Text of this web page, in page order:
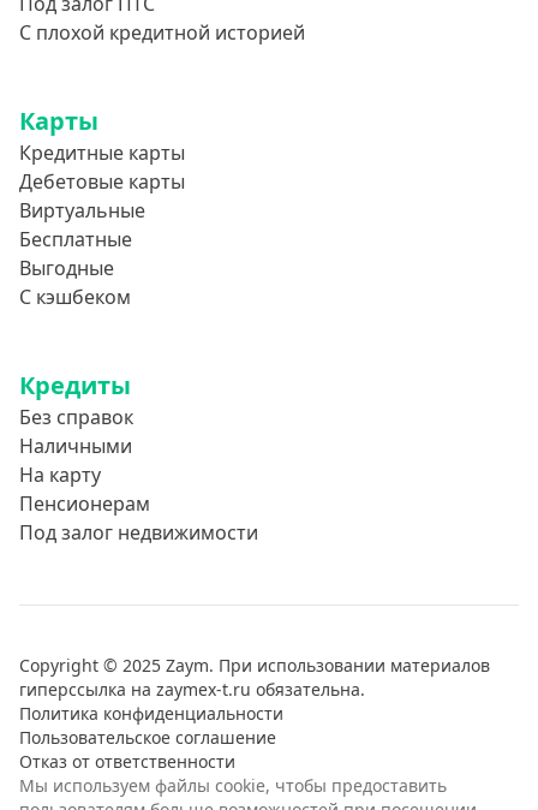
С плохой кредитной историей
Карты
Кредитные карты
Дебетовые карты
Виртуальные
Бесплатные
Выгодные
С кэшбеком
Кредиты
Без справок
Наличными
На карту
Пенсионерам
Под залог недвижимости
Copyright © 2025 Zaym. При использовании материалов
гиперссылка на zaymex-t.ru обязательна.
Политика конфиденциальности
Пользовательское соглашение
Отказ от ответственности
Мы используем файлы cookie, чтобы предоставить